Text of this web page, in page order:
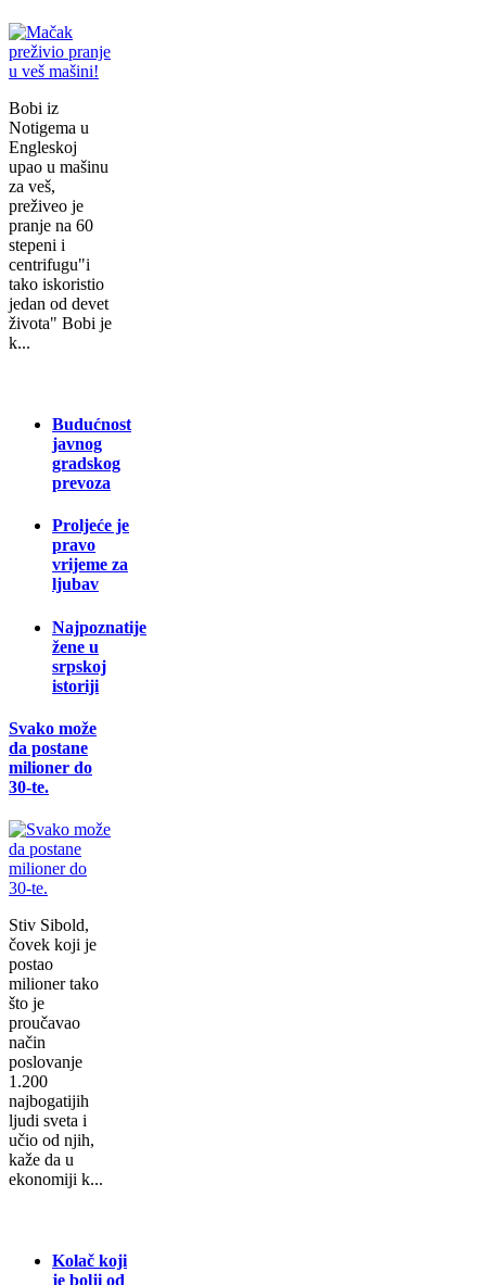
Bobi iz
Notigema u
Engleskoj
upao u mašinu
za veš,
preživeo je
pranje na 60
stepeni i
centrifugu"i
tako iskoristio
jedan od devet
života" Bobi je
k...
Budućnost
javnog
gradskog
prevoza
Proljeće je
pravo
vrijeme za
ljubav
Najpoznatije
žene u
srpskoj
istoriji
Svako može
da postane
milioner do
30-te.
Stiv Sibold,
čovek koji je
postao
milioner tako
što je
proučavao
način
poslovanje
1.200
najbogatijih
ljudi sveta i
učio od njih,
kaže da u
ekonomiji k...
Kolač koji
je bolji od